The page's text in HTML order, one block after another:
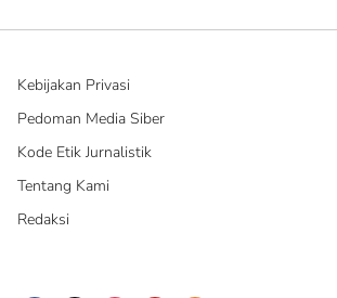
Kebijakan Privasi
Pedoman Media Siber
Kode Etik Jurnalistik
Tentang Kami
Redaksi